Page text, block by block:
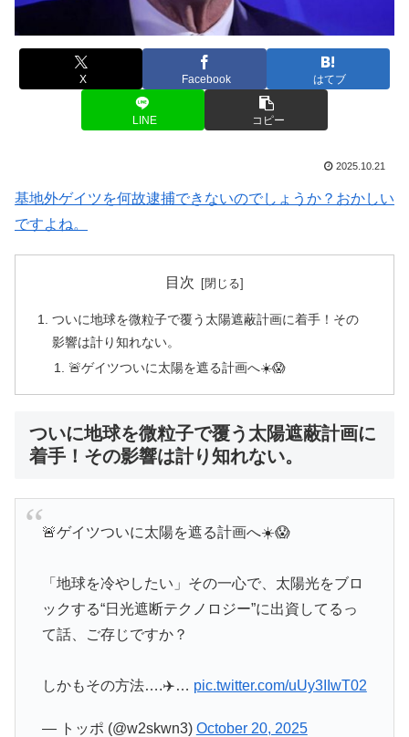
X Facebook はてブ
LINE コピー
2025.10.21
基地外ゲイツを何故逮捕できないのでしょうか？おかしい
ですよね。
目次
ついに地球を微粒子で覆う太陽遮蔽計画に着手！その
影響は計り知れない。
🚨ゲイツついに太陽を遮る計画へ☀️😱
ついに地球を微粒子で覆う太陽遮蔽計画に
着手！その影響は計り知れない。
🚨ゲイツついに太陽を遮る計画へ☀️😱
「地球を冷やしたい」その一心で、太陽光をブロ
ックする“日光遮断テクノロジー”に出資してるっ
て話、ご存じですか？
しかもその方法….✈️… pic.twitter.com/uUy3IIwT02
— トッポ (@w2skwn3) October 20, 2025